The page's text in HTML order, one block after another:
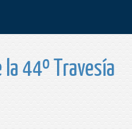
la 44º Travesía